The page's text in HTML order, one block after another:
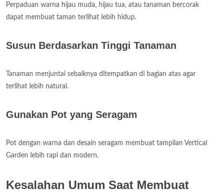
Perpaduan warna hijau muda, hijau tua, atau tanaman bercorak
dapat membuat taman terlihat lebih hidup.
Susun Berdasarkan Tinggi Tanaman
Tanaman menjuntai sebaiknya ditempatkan di bagian atas agar
terlihat lebih natural.
Gunakan Pot yang Seragam
Pot dengan warna dan desain seragam membuat tampilan Vertical
Garden lebih rapi dan modern.
Kesalahan Umum Saat Membuat